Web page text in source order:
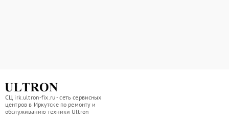
СЦ irk.ultron-fix.ru - сеть сервисных
центров в Иркутске по ремонту и
обслуживанию техники Ultron